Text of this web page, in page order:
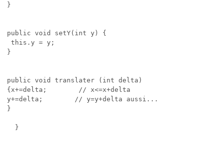
}
public void setY(int y) {
this.y = y;
}
public void translater (int delta)
{x+=delta;        // x<=x+delta
y+=delta;        // y=y+delta aussi...
}